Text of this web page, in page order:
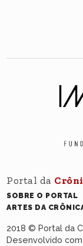
Portal da
SOBRE O PORTAL
ARTES DA
2018 © Portal da
Desenvolvido